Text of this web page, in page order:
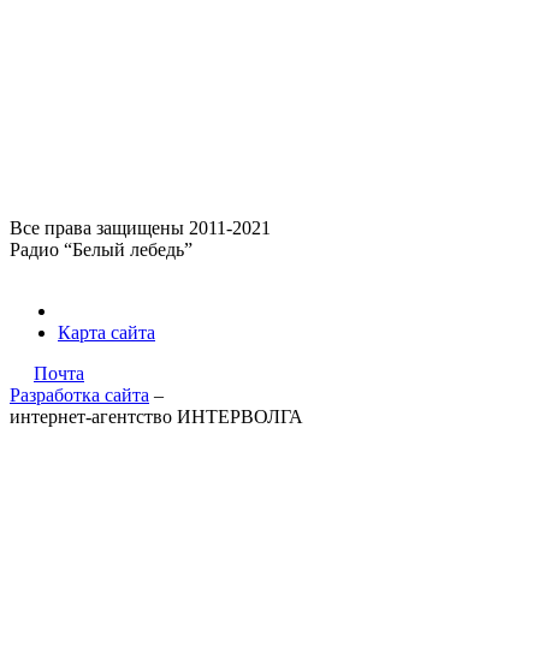
Все права защищены 2011-2021
Радио “Белый лебедь”
Карта сайта
Почта
Разработка сайта –
интернет-агентство ИНТЕРВОЛГА